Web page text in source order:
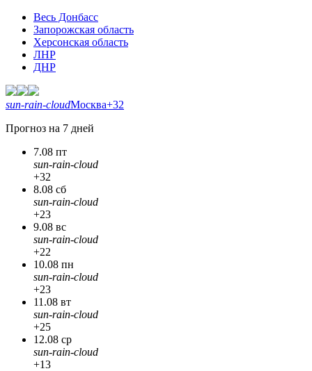
Весь Донбасс
Запорожская область
Херсонская область
ЛНР
ДНР
sun-rain-cloudМосква+32
Прогноз на 7 дней
7.08 пт
sun-rain-cloud
+32
8.08 сб
sun-rain-cloud
+23
9.08 вс
sun-rain-cloud
+22
10.08 пн
sun-rain-cloud
+23
11.08 вт
sun-rain-cloud
+25
12.08 ср
sun-rain-cloud
+13